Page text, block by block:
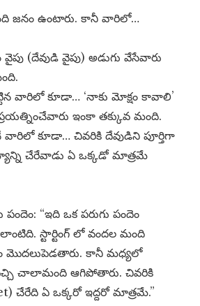
జనం ఉంటారు. కానీ వారిలో…
(దేవుడి వైపు) అడుగు వేసేవారు
వారిలో కూడా… ‘నాకు మోక్షం కావాలి’
ఇంకా తక్కువ మంది.
కూడా… చివరికి దేవుడిని పూర్తిగా
చేరేవాడు ఏ ఒక్కడో మాత్రమే
“ఇది ఒక పరుగు పందెం
స్టార్టింగ్ లో వందల మంది
మొదలుపెడతారు. కానీ మధ్యలో
చాలామంది ఆగిపోతారు. చివరికి
చేరేది ఏ ఒక్కరో ఇద్దరో మాత్రమే.”